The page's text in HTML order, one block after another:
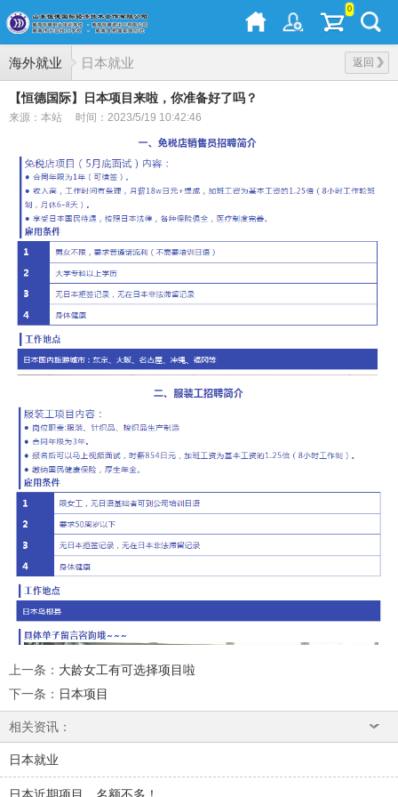
0
海外就业 返回
日本就业
【恒德国际】日本项目来啦，你准备好了吗？
来源：本站 时间：2023/5/19 10:42:46
上一条 ： 大龄女工有可选择项目啦
下一条 ： 日本项目
相关资讯：
日本就业